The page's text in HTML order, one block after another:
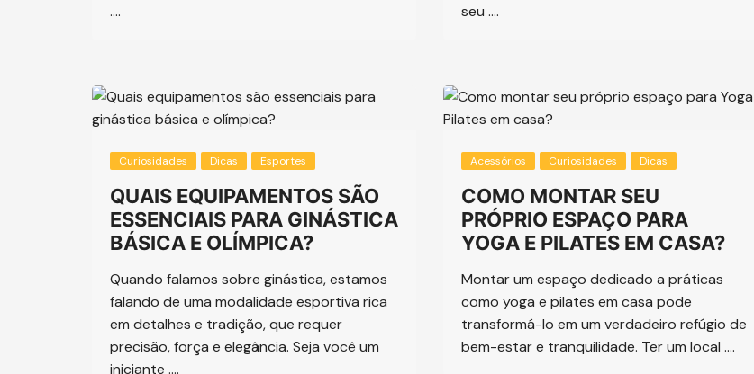
….
seu ….
Curiosidades Dicas Esportes
QUAIS EQUIPAMENTOS SÃO
ESSENCIAIS PARA GINÁSTICA
BÁSICA E OLÍMPICA?
Quando falamos sobre ginástica, estamos
falando de uma modalidade esportiva rica
em detalhes e tradição, que requer
precisão, força e elegância. Seja você um
iniciante ….
Acessórios Curiosidades Dicas
COMO MONTAR SEU
PRÓPRIO ESPAÇO PARA
YOGA E PILATES EM CASA?
Montar um espaço dedicado a práticas
como yoga e pilates em casa pode
transformá-lo em um verdadeiro refúgio de
bem-estar e tranquilidade. Ter um local ….